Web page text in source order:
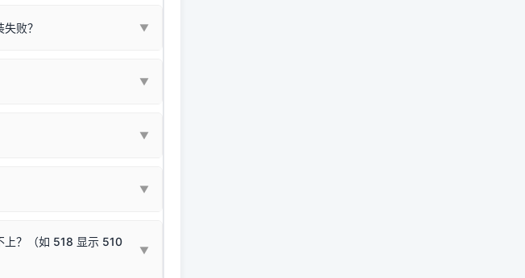
败？ ▼
装与系统相匹配的那一部
成功。
印测试即可。
▼
Win10/Win11 最新版）已
文件安全性问题。
▼
动】刷新硬件列表。
▼
上？（如 518 显示 510
▼